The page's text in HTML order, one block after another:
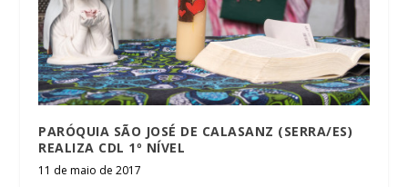
PARÓQUIA SÃO JOSÉ DE CALASANZ (SERRA/ES)
REALIZA CDL 1º NÍVEL
11 de maio de 2017